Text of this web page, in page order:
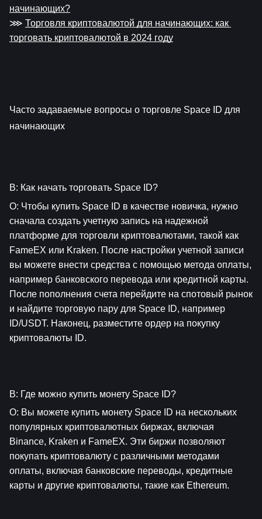
начинающих?
⋙ Торговля криптовалютой для начинающих: как
торговать криптовалютой в 2024 году
Часто задаваемые вопросы о торговле Space ID для
начинающих
В: Как начать торговать Space ID?
О: Чтобы купить Space ID в качестве новичка, нужно
сначала создать учетную запись на надежной
платформе для торговли криптовалютами, такой как
FameEX или Kraken. После настройки учетной записи
вы можете внести средства с помощью метода оплаты,
например банковского перевода или кредитной карты.
После пополнения счета перейдите на спотовый рынок
и найдите торговую пару для Space ID, например
ID/USDT. Наконец, разместите ордер на покупку
криптовалюты ID.
В: Где можно купить монету Space ID?
О: Вы можете купить монету Space ID на нескольких
популярных криптовалютных биржах, включая
Binance, Kraken и FameEX. Эти биржи позволяют
покупать криптовалюту с различными методами
оплаты, включая банковские переводы, кредитные
карты и другие криптовалюты, такие как Ethereum.